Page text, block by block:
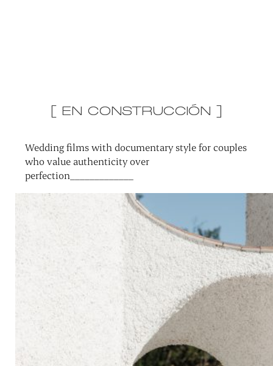
[ EN CONSTRUCCIÓN ]
Wedding films with documentary style for couples
who value authenticity over
perfection_____________